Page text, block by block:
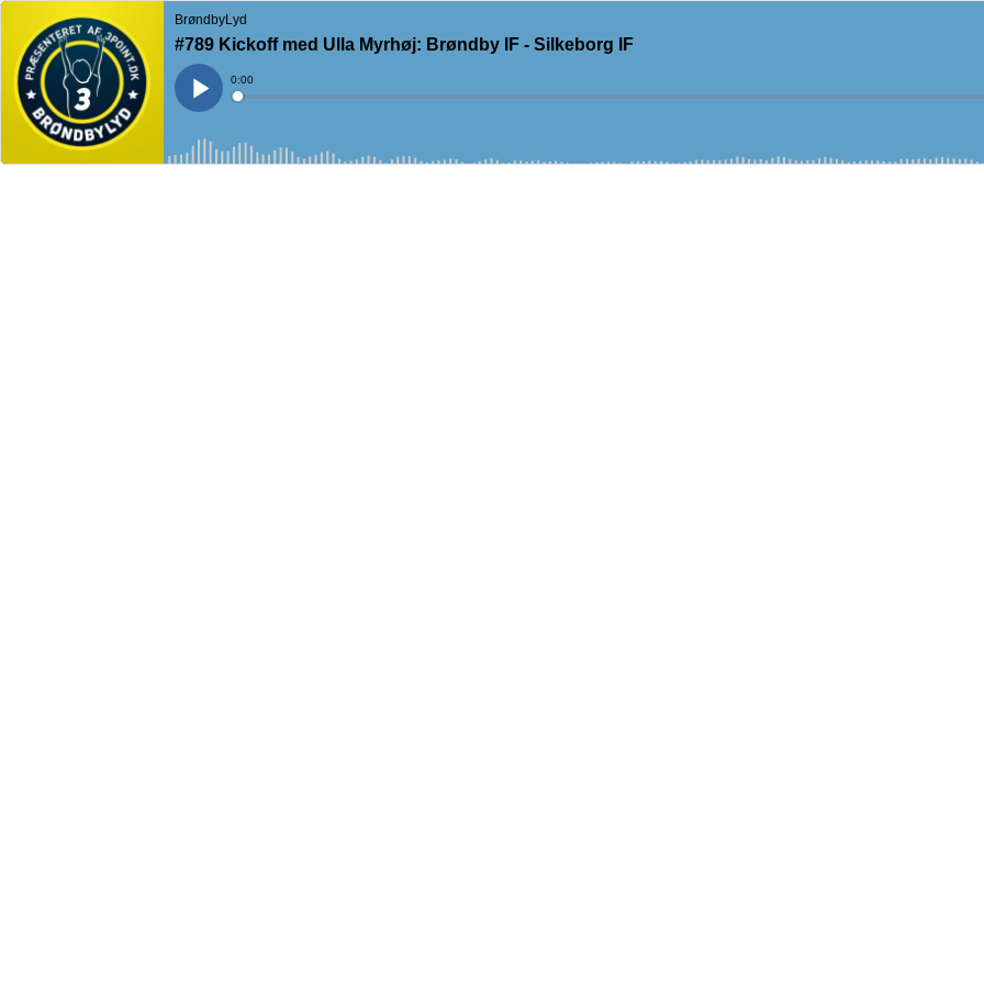
BrøndbyLyd
#789 Kickoff med Ulla Myrhøj: Brøndby IF - Silkeborg IF
Play
Current
Time
0:00
Loaded